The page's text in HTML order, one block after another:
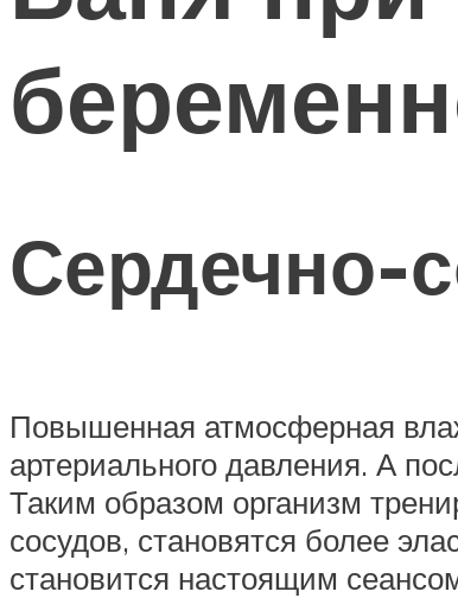
Сердечно-
Повышенная атмосферная
артериального давления. А
Таким образом организм
сосудов, становятся более
становится настоящим